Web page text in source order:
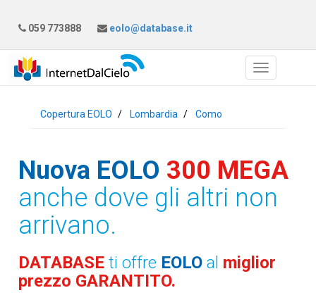
059 773888 eolo@database.it
Copertura EOLO Lombardia Como
Nuova EOLO 300 MEGA
anche dove gli altri non
arrivano.
DATABASEti offre EOLO al miglior
prezzo GARANTITO.